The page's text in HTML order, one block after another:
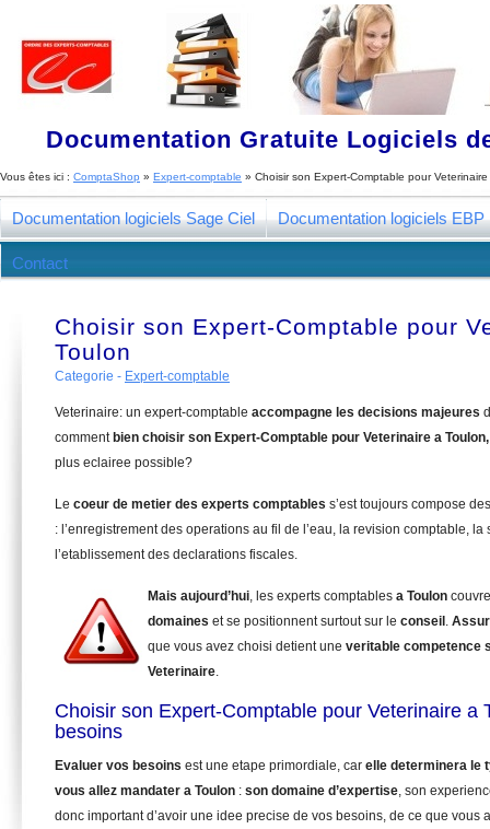
Documentation Gratuite Logiciels
Vous êtes ici : ComptaShop » Expert-comptable » Choisir son Expert-Comptable pour
Documentation logiciels Sage Ciel Documentation logiciels EBP
Contact
Choisir son Expert-Comptable pour
Toulon
Categorie - Expert-comptable
Veterinaire: un expert-comptable accompagne les decisions majeures
comment bien choisir son Expert-Comptable pour Veterinaire a
plus eclairee possible?
Le coeur de metier des experts comptables s’est toujours compose
: l’enregistrement des operations au fil de l’eau, la revision comptable, la
l’etablissement des declarations fiscales.
Mais aujourd’hui, les experts comptables a Toulon
domaines et se positionnent surtout sur le conseil .
que vous avez choisi detient une veritable competence
Veterinaire.
Choisir son Expert-Comptable pour Veterinaire a
besoins
Evaluer vos besoins est une etape primordiale, car elle determinera le
vous allez mandater a Toulon : son domaine d’expertise, son
donc important d’avoir une idee precise de vos besoins, de ce que vous